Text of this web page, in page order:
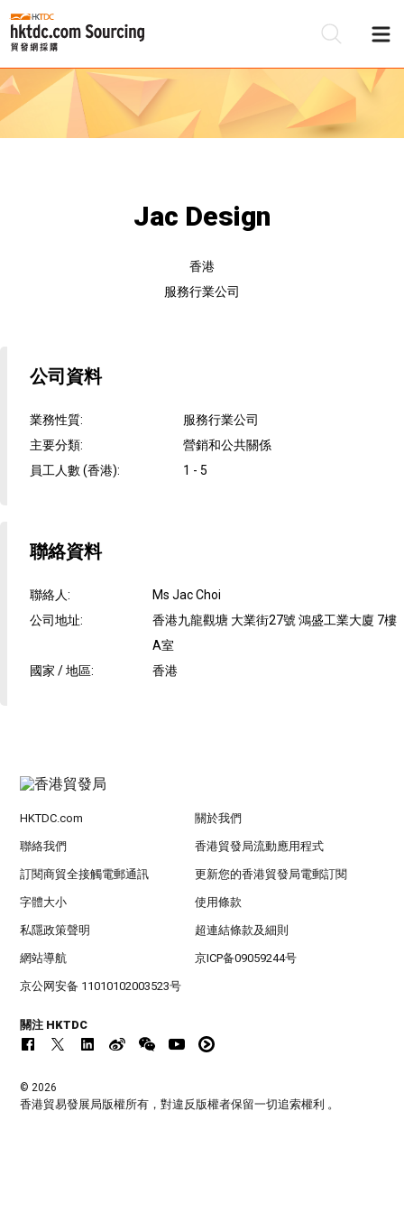
Jac Design
香港
服務行業公司
公司資料
業務性質:
服務行業公司
主要分類:
營銷和公共關係
員工人數 (香港): 1 - 5
聯絡資料
聯絡人:
Ms Jac Choi
公司地址:
香港九龍觀塘 大業街27號 鴻盛工業大廈 7樓
A室
國家 / 地區: 香港
HKTDC.com 關於我們
聯絡我們 香港貿發局流動應用程式
訂閱商貿全接觸電郵通訊 更新您的香港貿發局電郵訂閱
字體大小 使用條款
私隱政策聲明 超連結條款及細則
網站導航 京ICP备09059244号
京公网安备 11010102003523号
關注 HKTDC
© 2026
香港貿易發展局版權所有，對違反版權者保留一切追索權利 。